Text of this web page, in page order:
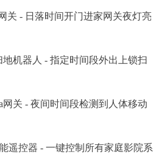
关 - 日落时间开门进家网关夜灯亮
机器人 - 指定时间段外出上锁扫
关 - 夜间时间段检测到人体移动
遥控器 - 一键控制所有家庭影院系